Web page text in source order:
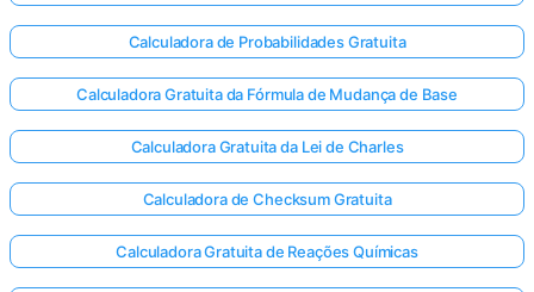
Calculadora de Probabilidades Gratuita
Calculadora Gratuita da Fórmula de Mudança de Base
Calculadora Gratuita da Lei de Charles
Calculadora de Checksum Gratuita
Calculadora Gratuita de Reações Químicas